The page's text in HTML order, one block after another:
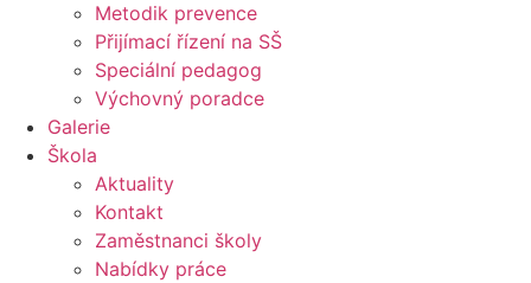
Metodik prevence
Přijímací řízení na SŠ
Speciální pedagog
Výchovný poradce
Galerie
Škola
Aktuality
Kontakt
Zaměstnanci školy
Nabídky práce